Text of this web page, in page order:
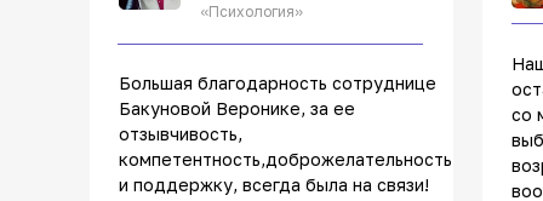
Большая благодарность сотруднице
Бакуновой Веронике, за ее
отзывчивость,
компетентность,доброжелательность
и поддержку, всегда была на связи!
со
«Психология»